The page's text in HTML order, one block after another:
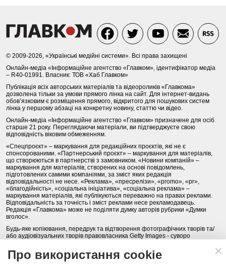
© 2009-2026, «Українські медійні системи». Всі права захищені
Онлайн-медіа «Інформаційне агентство «Главком», ідентифікатор медіа
– R40-01991. Власник: ТОВ «Хаб Главком»
Публікація всіх авторських матеріалів та відеороликів «Главкома»
дозволена тільки за умови прямого лінка на сайт. Для інтернет-видань
обов’язковим є розміщення прямого, відкритого для пошукових систем
лінка у першому абзаці на конкретну новину, статтю чи відео.
Онлайн-медіа «Інформаційне агентство «Главком» призначене для осіб
старше 21 року. Переглядаючи матеріали, ви підтверджуєте свою
відповідність віковим обмеженням.
«Спецпроєкт» – маркування для редакційних проєктів, які не є
спонсорованими. «Партнерський проєкт» – маркування для матеріалів,
що створюються в партнерстві з замовником. «Новини компаній» –
маркування для матеріалів, створених на основі повідомлень,
підготовлених самими компаніями, за зміст яких редакція
відповідальності не несе. «Реклама», «пресрелізи», «promo», «pr»,
«благодійність», «соціальна ініціатива», «соціальна реклама» –
маркування матеріалів, які публікуються переважно на правах реклами.
Відповідальність за точність і зміст реклами несе рекламодавець.
Редакція «Главкома» може не поділяти думку авторів рубрики «Думки
вголос».
Будь-яке копіювання, передрук та відтворення фотографічних творів та/
або аудіовізуальних творів правовласника Getty Images - суворо
Політика конфіденційності (Privacy Policy). Правила сайту
Про використання cookie